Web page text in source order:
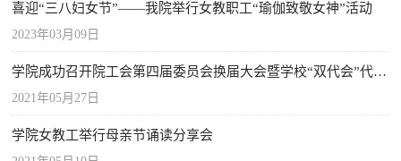
喜迎“三八妇女节”——我院举行女教职工“瑜伽致敬女神”活动
2023年03月09日
学院成功召开院工会第四届委员会换届大会暨学校“双代会”代表选举大会
2021年05月27日
学院女教工举行母亲节诵读分享会